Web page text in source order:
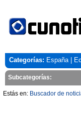
Categorías: España|
Subcategorías:
Estás en: Buscador de